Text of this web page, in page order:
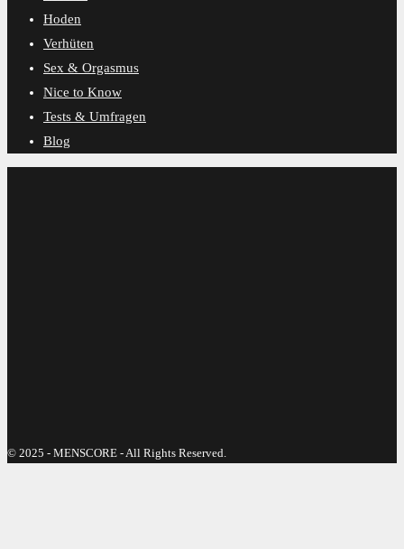
Hoden
Verhüten
Sex & Orgasmus
Nice to Know
Tests & Umfragen
Blog
© 2025 - MENSCORE - All Rights Reserved.